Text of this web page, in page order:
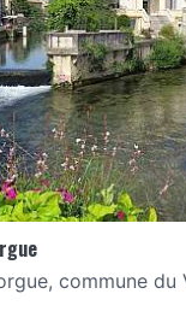
commune du